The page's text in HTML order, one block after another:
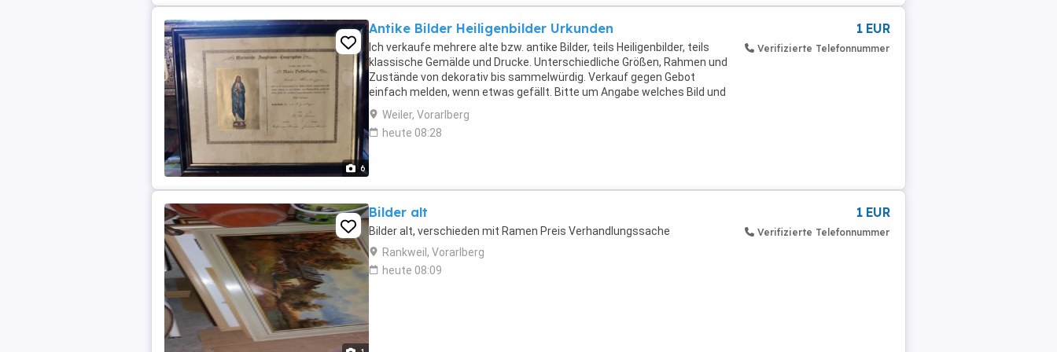
6
Antike Bilder Heiligenbilder Urkunden
Ich verkaufe mehrere alte bzw. antike Bilder, teils Heiligenbilder, teils
klassische Gemälde und Drucke. Unterschiedliche Größen, Rahmen und
Zustände von dekorativ bis sammelwürdig. Verkauf gegen Gebot
einfach melden, wenn etwas gefällt. Bitte um Angabe welches Bild und
Preisvorstellung. Teilweise ...
Weiler, Vorarlberg
heute 08:28
1 EUR
Verifizierte Telefonnummer
Bilder alt
Bilder alt, verschieden mit Ramen Preis Verhandlungssache
Rankweil, Vorarlberg
heute 08:09
1 EUR
Verifizierte Telefonnummer